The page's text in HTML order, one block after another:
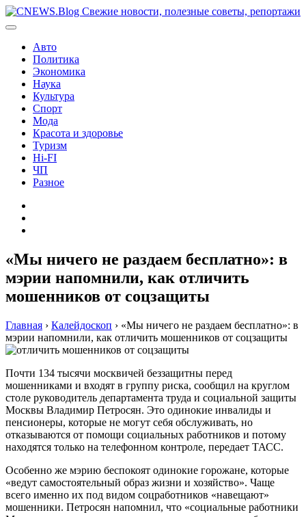
Перейти
к
Авто
Политика
Экономика
Наука
Культура
Спорт
Мода
Красота и здоровье
Туризм
Hi-FI
ЧП
Разное
«Мы ничего не раздаем бесплатно»: в
мэрии напомнили, как отличить
мошенников от соцзащиты
Главная › Калейдоскоп › «Мы ничего не раздаем бесплатно»: в
мэрии напомнили, как отличить мошенников от соцзащиты
Почти 134 тысячи москвичей беззащитны перед
мошенниками и входят в группу риска, сообщил на круглом
столе руководитель департамента труда и социальной защиты
Москвы Владимир Петросян. Это одинокие инвалиды и
пенсионеры, которые не могут себя обслуживать, но
отказываются от помощи социальных работников и потому
находятся только на телефонном контроле, передает ТАСС.
Особенно же мэрию беспокоят одинокие горожане, которые
«ведут самостоятельный образ жизни и хозяйство». Чаще
всего именно их под видом соцработников «навещают»
мошенники. Петросян напомнил, что «социальные работники